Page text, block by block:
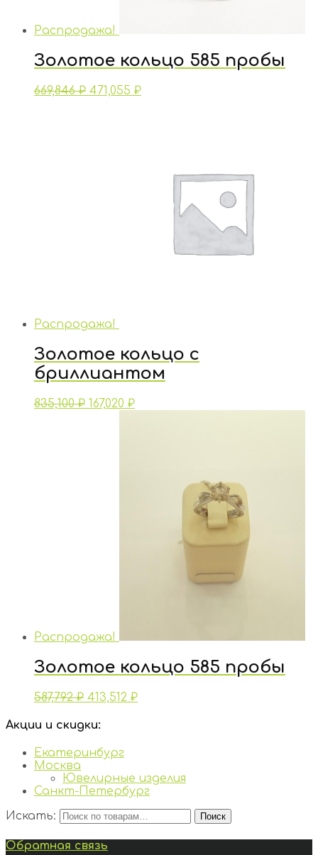
Распродажа!
Золотое кольцо 585 пробы
669,846₽ 471,055 ₽
Распродажа!
Золотое кольцо с
бриллиантом
835,100₽ 167,020 ₽
Распродажа!
Золотое кольцо 585 пробы
587,792₽ 413,512 ₽
Акции и скидки:
Екатеринбург
Москва
Ювелирные изделия
Санкт-Петербург
Искать:
Поиск
Обратная связь